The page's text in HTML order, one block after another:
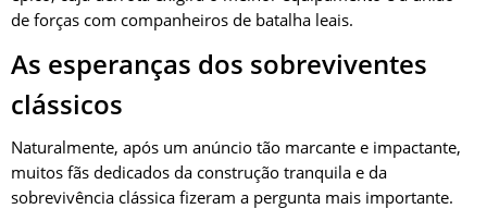
de forças com companheiros de batalha leais.
As esperanças dos sobreviventes
clássicos
Naturalmente, após um anúncio tão marcante e impactante,
muitos fãs dedicados da construção tranquila e da
sobrevivência clássica fizeram a pergunta mais importante.